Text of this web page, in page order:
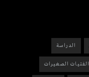
الدراسة
الفتيات الصغيرات